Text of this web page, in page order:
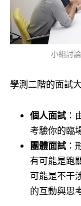
小組討
學測二階的面試
個人面試：
考驗你的臨
團體面試：
有可能是跑
可能是不干
的互動與思